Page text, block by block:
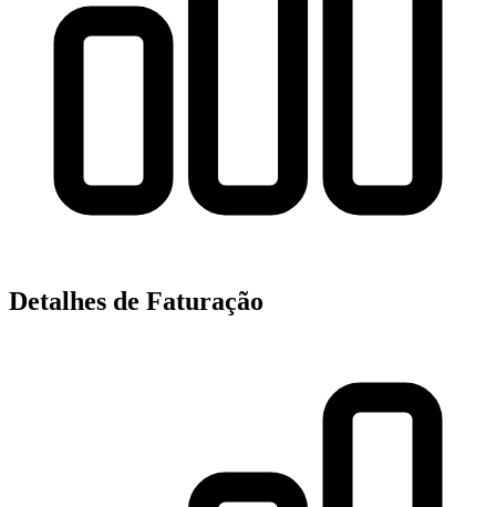
Detalhes de Faturação